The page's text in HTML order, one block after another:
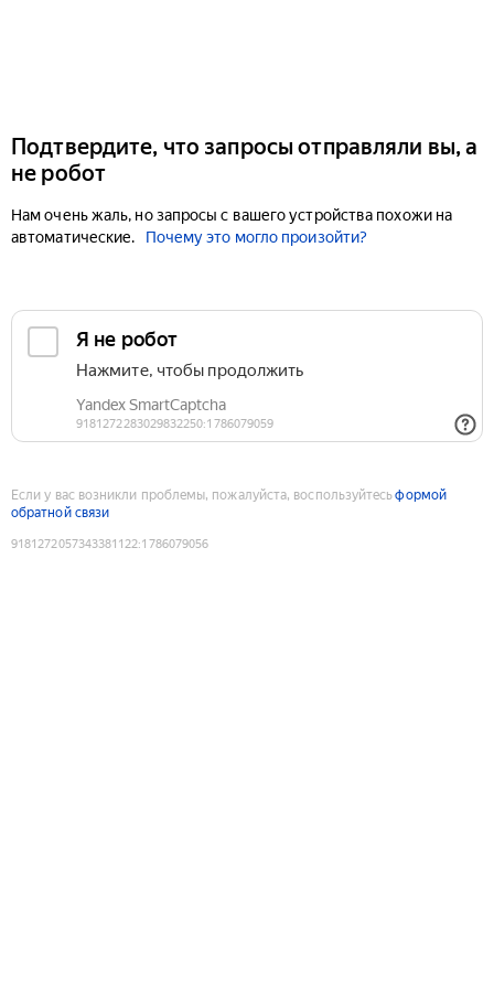
Подтвердите, что запросы отправляли вы, а
не робот
Нам очень жаль, но запросы с вашего устройства похожи на
автоматические.
Почему это могло произойти?
Если у вас возникли проблемы, пожалуйста, воспользуйтесьформой
обратной связи
9181272057343381122:1786079056